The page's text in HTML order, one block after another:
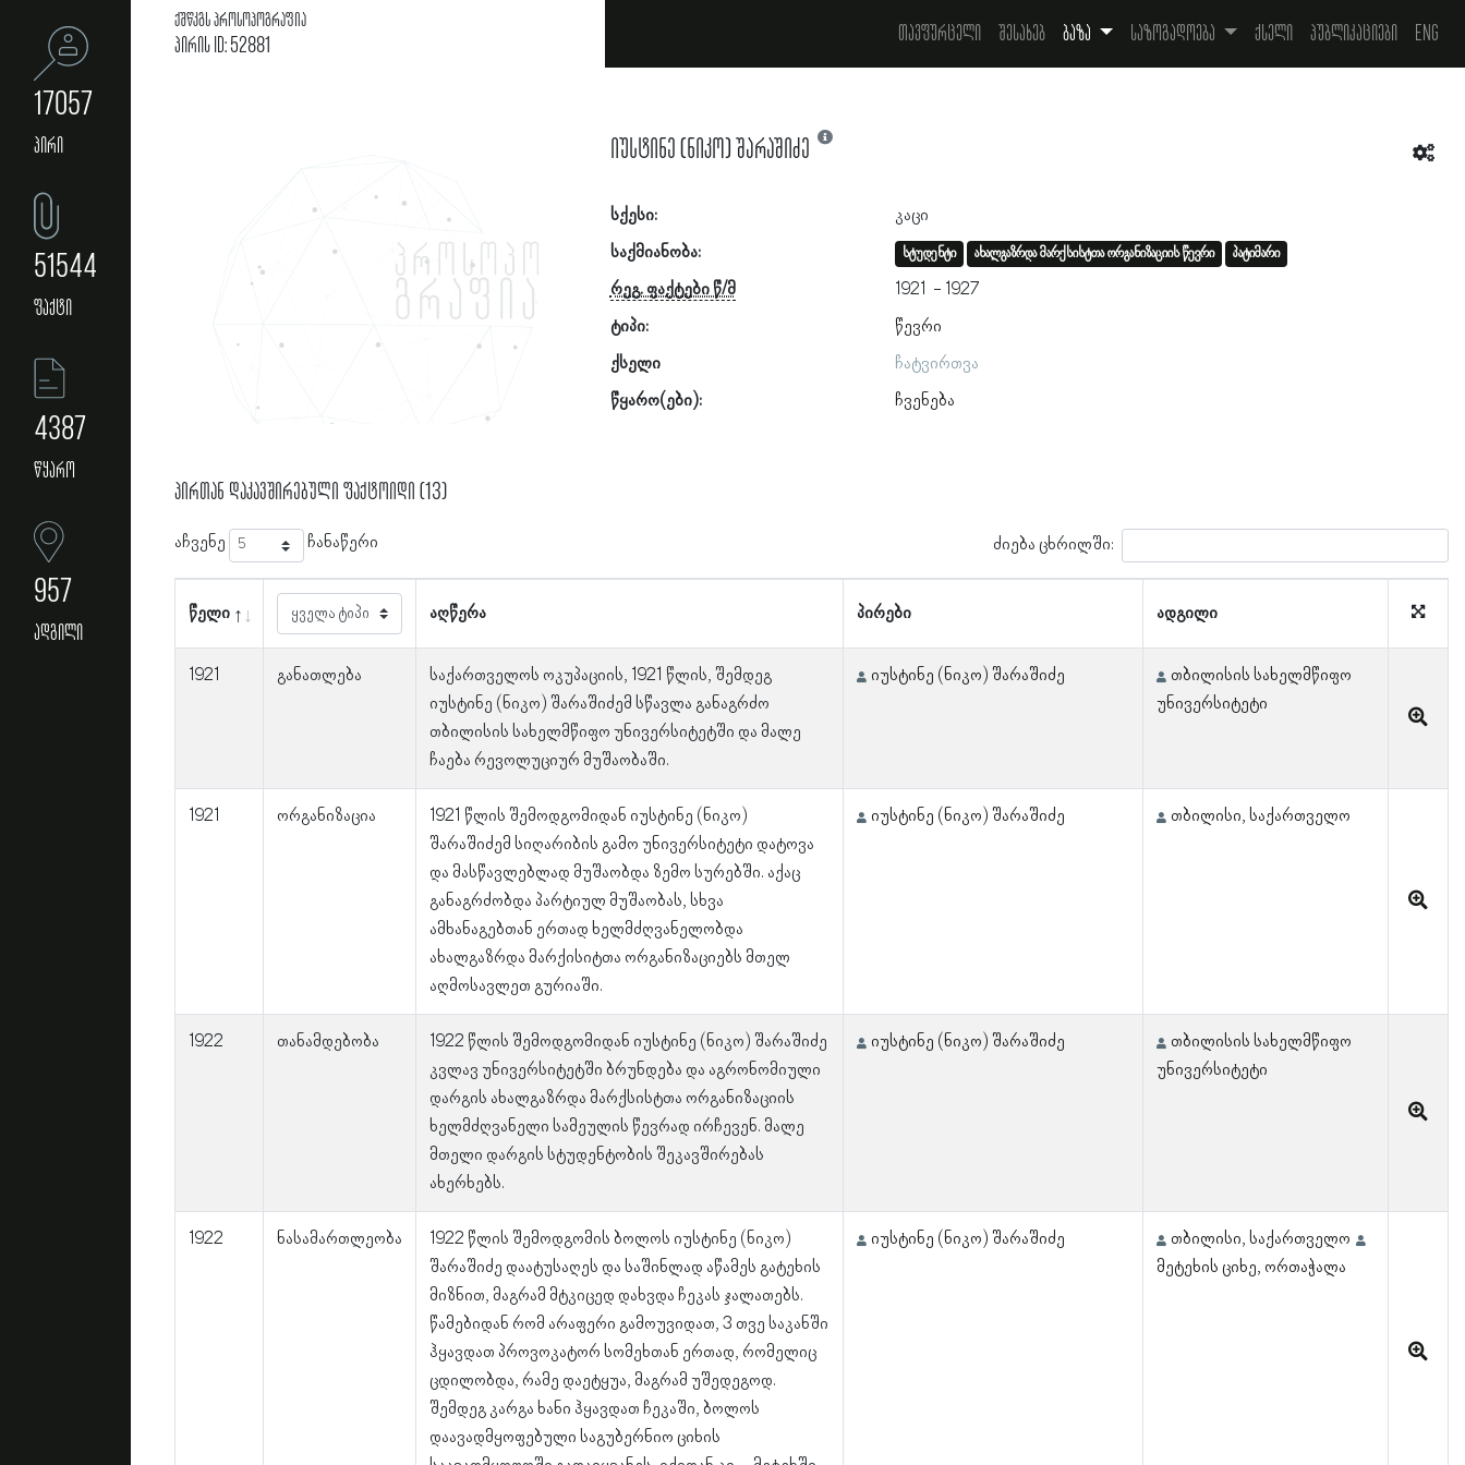
17057
პირი
51544
ფაქტი
4387
წყარო
957
ადგილი
ქშწკგს პროსოპოგრაფია
პირის ID: 52881 თავფურცელი შესახებ ბაზა საზოგადოება ქსელი პუბლიკაციები Eng
იუსტინე (ნიკო) შარაშიძე
სქესი:
კაცი
საქმიანობა:
სტუდენტი ახალგაზრდა მარქსისტთა ორგანიზაციის წევრი პატიმარი
რეგ. ფაქტები წ/მ 1921
1927
ტიპი:
წევრი
ქსელი
ჩატვირთვა
წყარო(ები):
ჩვენება
პირთან დაკავშირებული ფაქტოიდი (13)
აჩვენე ჩანაწერი ძიება ცხრილში:
წელი აღწერა პირები ადგილი
1921 განათლება
საქართველოს ოკუპაციის, 1921 წლის, შემდეგ
იუსტინე (ნიკო) შარაშიძემ სწავლა განაგრძო
თბილისის სახელმწიფო უნივერსიტეტში და მალე
ჩაება რევოლუციურ მუშაობაში.
იუსტინე (ნიკო) შარაშიძე
თბილისის სახელმწიფო
უნივერსიტეტი
1921 ორგანიზაცია
1921 წლის შემოდგომიდან იუსტინე (ნიკო)
შარაშიძემ სიღარიბის გამო უნივერსიტეტი დატოვა
და მასწავლებლად მუშაობდა ზემო სურებში. აქაც
განაგრძობდა პარტიულ მუშაობას, სხვა
ამხანაგებთან ერთად ხელმძღვანელობდა
ახალგაზრდა მარქისიტთა ორგანიზაციებს მთელ
აღმოსავლეთ გურიაში.
იუსტინე (ნიკო) შარაშიძე თბილისი, საქართველო
1922 თანამდებობა
1922 წლის შემოდგომიდან იუსტინე (ნიკო) შარაშიძე
კვლავ უნივერსიტეტში ბრუნდება და აგრონომიული
დარგის ახალგაზრდა მარქსისტთა ორგანიზაციის
ხელმძღვანელი სამეულის წევრად ირჩევენ. მალე
მთელი დარგის სტუდენტობის შეკავშირებას
ახერხებს.
იუსტინე (ნიკო) შარაშიძე
თბილისის სახელმწიფო
უნივერსიტეტი
1922 ნასამართლეობა
1922 წლის შემოდგომის ბოლოს იუსტინე (ნიკო)
შარაშიძე დაატუსაღეს და საშინლად აწამეს გატეხის
მიზნით, მაგრამ მტკიცედ დახვდა ჩეკას ჯალათებს.
წამებიდან რომ არაფერი გამოუვიდათ, 3 თვე საკანში
ჰყავდათ პროვოკატორ სომეხთან ერთად, რომელიც
ცდილობდა, რამე დაეტყუა, მაგრამ უშედეგოდ.
შემდეგ კარგა ხანი ჰყავდათ ჩეკაში, ბოლოს
დაავადმყოფებული საგუბერნიო ციხის
იუსტინე (ნიკო) შარაშიძე
თბილისი, საქართველო
მეტეხის ციხე, ორთაჭალა